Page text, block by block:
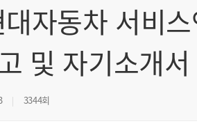
자동차 서비
및 자기소개
3344회